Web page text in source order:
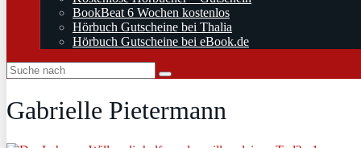
BookBeat 6 Wochen kostenlos
Hörbuch Gutscheine bei Thalia
Hörbuch Gutscheine bei eBook.de
Gabrielle Pietermann